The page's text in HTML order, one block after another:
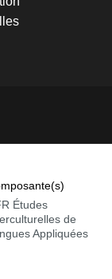
Études
de
Appliquées